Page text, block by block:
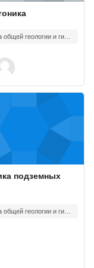
курса
курса
для инженеров
курса" Динамика
курса
курса
подземных